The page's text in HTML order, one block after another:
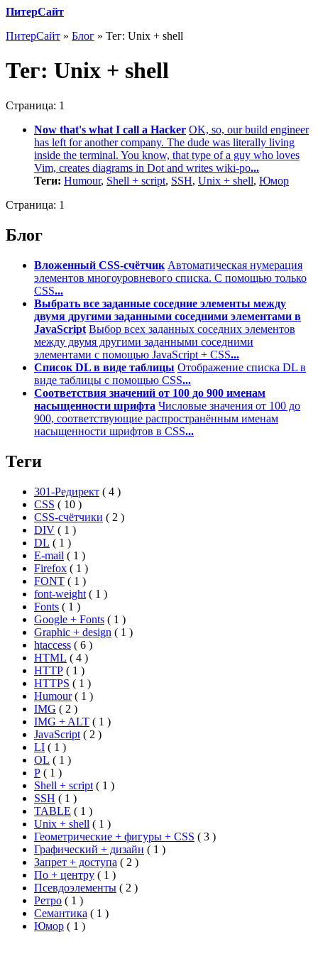
ПитерСайт
ПитерСайт » Блог » Тег: Unix + shell
Тег: Unix + shell
Страница: 1
Now that's what I call a Hacker OK, so, our build engineer
has left for another company. The dude was literally living
inside the terminal. You know, that type of a guy who loves
Vim, creates diagrams in Dot and writes wiki-po...
Теги: Humour, Shell + script, SSH, Unix + shell, Юмор
Страница: 1
Блог
Вложенный CSS-счётчик Автоматическая нумерация
элементов многоуровневого списка. С помощью только
CSS...
Выбрать все заданные соседние элементы между
двумя другими заданными соседними элементами в
JavaScript Выбор всех заданных соседних элементов
между двумя другими заданными соседними
элементами с помощью JavaScript + CSS...
Список DL в виде таблицы Отображение списка DL в
виде таблицы с помощью CSS...
Соответствия значений от 100 до 900 именам
насыщенности шрифта Числовые значения от 100 до
900, соответствующие распространённым именам
насыщенности шрифтов в CSS...
Теги
301-Редирект ( 4 )
CSS ( 10 )
CSS-счётчики ( 2 )
DIV ( 1 )
DL ( 1 )
E-mail ( 1 )
Firefox ( 1 )
FONT ( 1 )
font-weight ( 1 )
Fonts ( 1 )
Google + Fonts ( 1 )
Graphic + design ( 1 )
htaccess ( 6 )
HTML ( 4 )
HTTP ( 1 )
HTTPS ( 1 )
Humour ( 1 )
IMG ( 2 )
IMG + ALT ( 1 )
JavaScript ( 2 )
LI ( 1 )
OL ( 1 )
P ( 1 )
Shell + script ( 1 )
SSH ( 1 )
TABLE ( 1 )
Unix + shell ( 1 )
Геометрические + фигуры + CSS ( 3 )
Графический + дизайн ( 1 )
Запрет + доступа ( 2 )
По + центру ( 1 )
Псевдоэлементы ( 2 )
Ретро ( 1 )
Семантика ( 1 )
Юмор ( 1 )